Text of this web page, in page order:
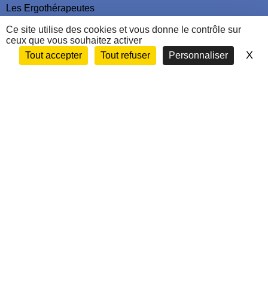
Ce site utilise des cookies et vous donne le contrôle sur
ceux que vous souhaitez activer
Tout accepter
Tout refuser Personnaliser X
Les Ergothérapeutes
Nous contacter